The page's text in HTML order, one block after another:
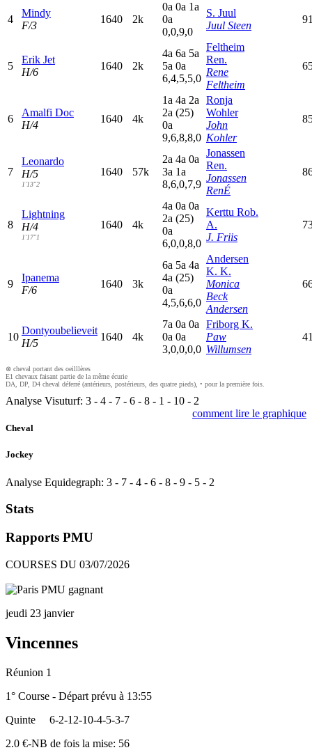
4
Mindy
F/3
1640 2k
0a 0a 1a
0a
0,0,9,0
S. Juul
Juul Steen
5
Erik Jet
H/6
1640 2k
4a 6a 5a
5a 0a
6,4,5,5,0
Feltheim
Ren.
Rene
Feltheim
6
Amalfi Doc
H/4
1640 4k
1a 4a 2a
2a (25)
0a
9,6,8,8,0
Ronja
Wohler
John
Kohler
7
Leonardo
H/5
1'13"2
1640 57k
2a 4a 0a
3a 1a
8,6,0,7,9
Jonassen
Ren.
Jonassen
RenÉ
8
Lightning
H/4
1'17"1
1640 4k
4a 0a 0a
2a (25)
0a
6,0,0,8,0
Kerttu Rob.
A.
J. Friis
9
Ipanema
F/6
1640 3k
6a 5a 4a
4a (25)
0a
4,5,6,6,0
Andersen
K. K.
Monica
Beck
Andersen
10
Dontyoubelieveit
H/5
1640 4k
7a 0a 0a
0a 0a
3,0,0,0,0
Friborg K.
Paw
Willumsen
⊗ cheval portant des oeilllères
E1 chevaux faisant partie de la même écurie
DA, DP, D4 cheval déferré (antérieurs, postérieurs, des quatre pieds), • pour la première fois.
Analyse Visuturf: 3 - 4 - 7 - 6 - 8 - 1 - 10 - 2
comment lire le graphique
Cheval
Jockey
Analyse Equidegraph: 3 - 7 - 4 - 6 - 8 - 9 - 5 - 2
Stats
Rapports PMU
COURSES DU 03/07/2026
jeudi 23 janvier
Vincennes
Réunion 1
1° Course - Départ prévu à 13:55
Quinte
6-2-12-10-4-5-3-7
2.0 €-NB de fois la mise: 56